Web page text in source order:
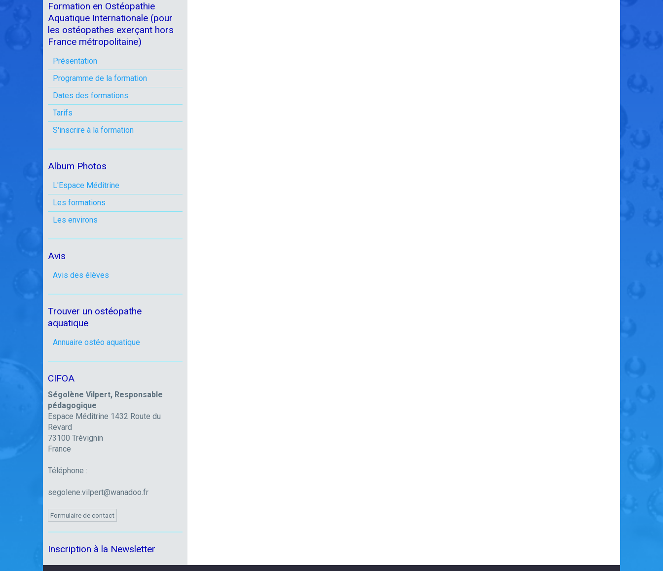
Formation en Ostéopathie
Aquatique Internationale (pour
les ostéopathes exerçant hors
France métropolitaine)
Présentation
Programme de la formation
Dates des formations
Tarifs
S'inscrire à la formation
Album Photos
L'Espace Méditrine
Les formations
Les environs
Avis
Avis des élèves
Trouver un ostéopathe
aquatique
Annuaire ostéo aquatique
CIFOA
Ségolène Vilpert, Responsable
pédagogique
Espace Méditrine 1432 Route du
Revard
73100 Trévignin
France
Téléphone :
segolene.vilpert@wanadoo.fr
Formulaire de contact
Inscription à la Newsletter